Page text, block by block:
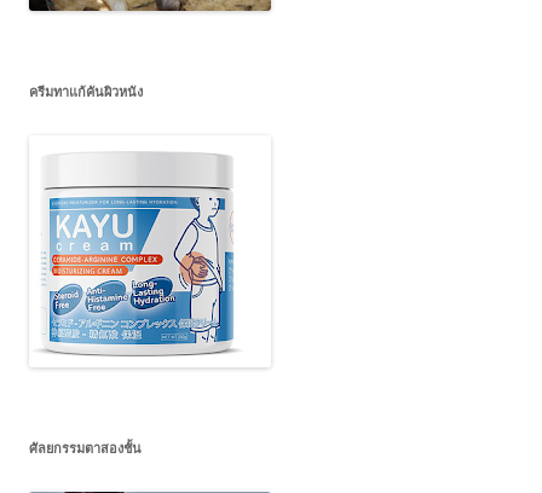
ครีมทาแก้คันผิวหนัง
ศัลยกรรมตาสองชั้น